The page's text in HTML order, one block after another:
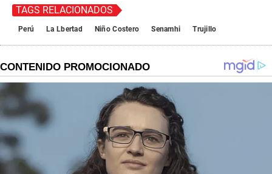
TAGS RELACIONADOS
Perú La Lbertad Niño Costero Senamhi Trujillo